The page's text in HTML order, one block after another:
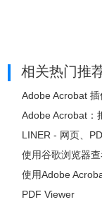
相关热门推
Adobe Acrobat 插
Adobe Acrobat：
LINER - 网页、
使用谷歌浏览器
使用Adobe
PDF Viewer